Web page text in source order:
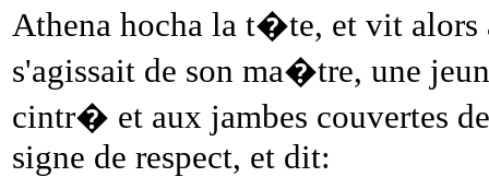
Athena hocha la t�te, et vit alors
s'agissait de son ma�tre, une
cintr� et aux jambes couvertes
signe de respect, et dit: